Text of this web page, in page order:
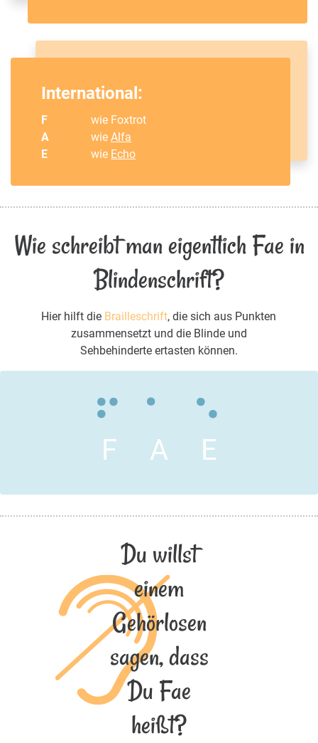
International:
F
wie Foxtrot
A
wieAlfa
E
wie Echo
Wie schreibt man eigentlich Fae in
Blindenschrift?
Hier hilft die Brailleschrift, die sich aus Punkten
zusammensetzt und die Blinde und
Sehbehinderte ertasten können.
F A E
Du willst
einem
Gehörlosen
sagen, dass
Du Fae
heißt?